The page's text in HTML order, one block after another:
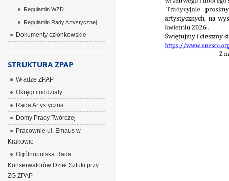
Regulamin WZD
Regulamin Rady Artystycznej
Dokumenty członkowskie
STRUKTURA ZPAP
Władze ZPAP
Okręgi i oddziały
Rada Artystyczna
Domy Pracy Twórczej
Pracownie ul. Emaus w
Krakowie
Ogólnopolska Rada
Konserwatorów Dzieł Sztuki przy
ZG ZPAP